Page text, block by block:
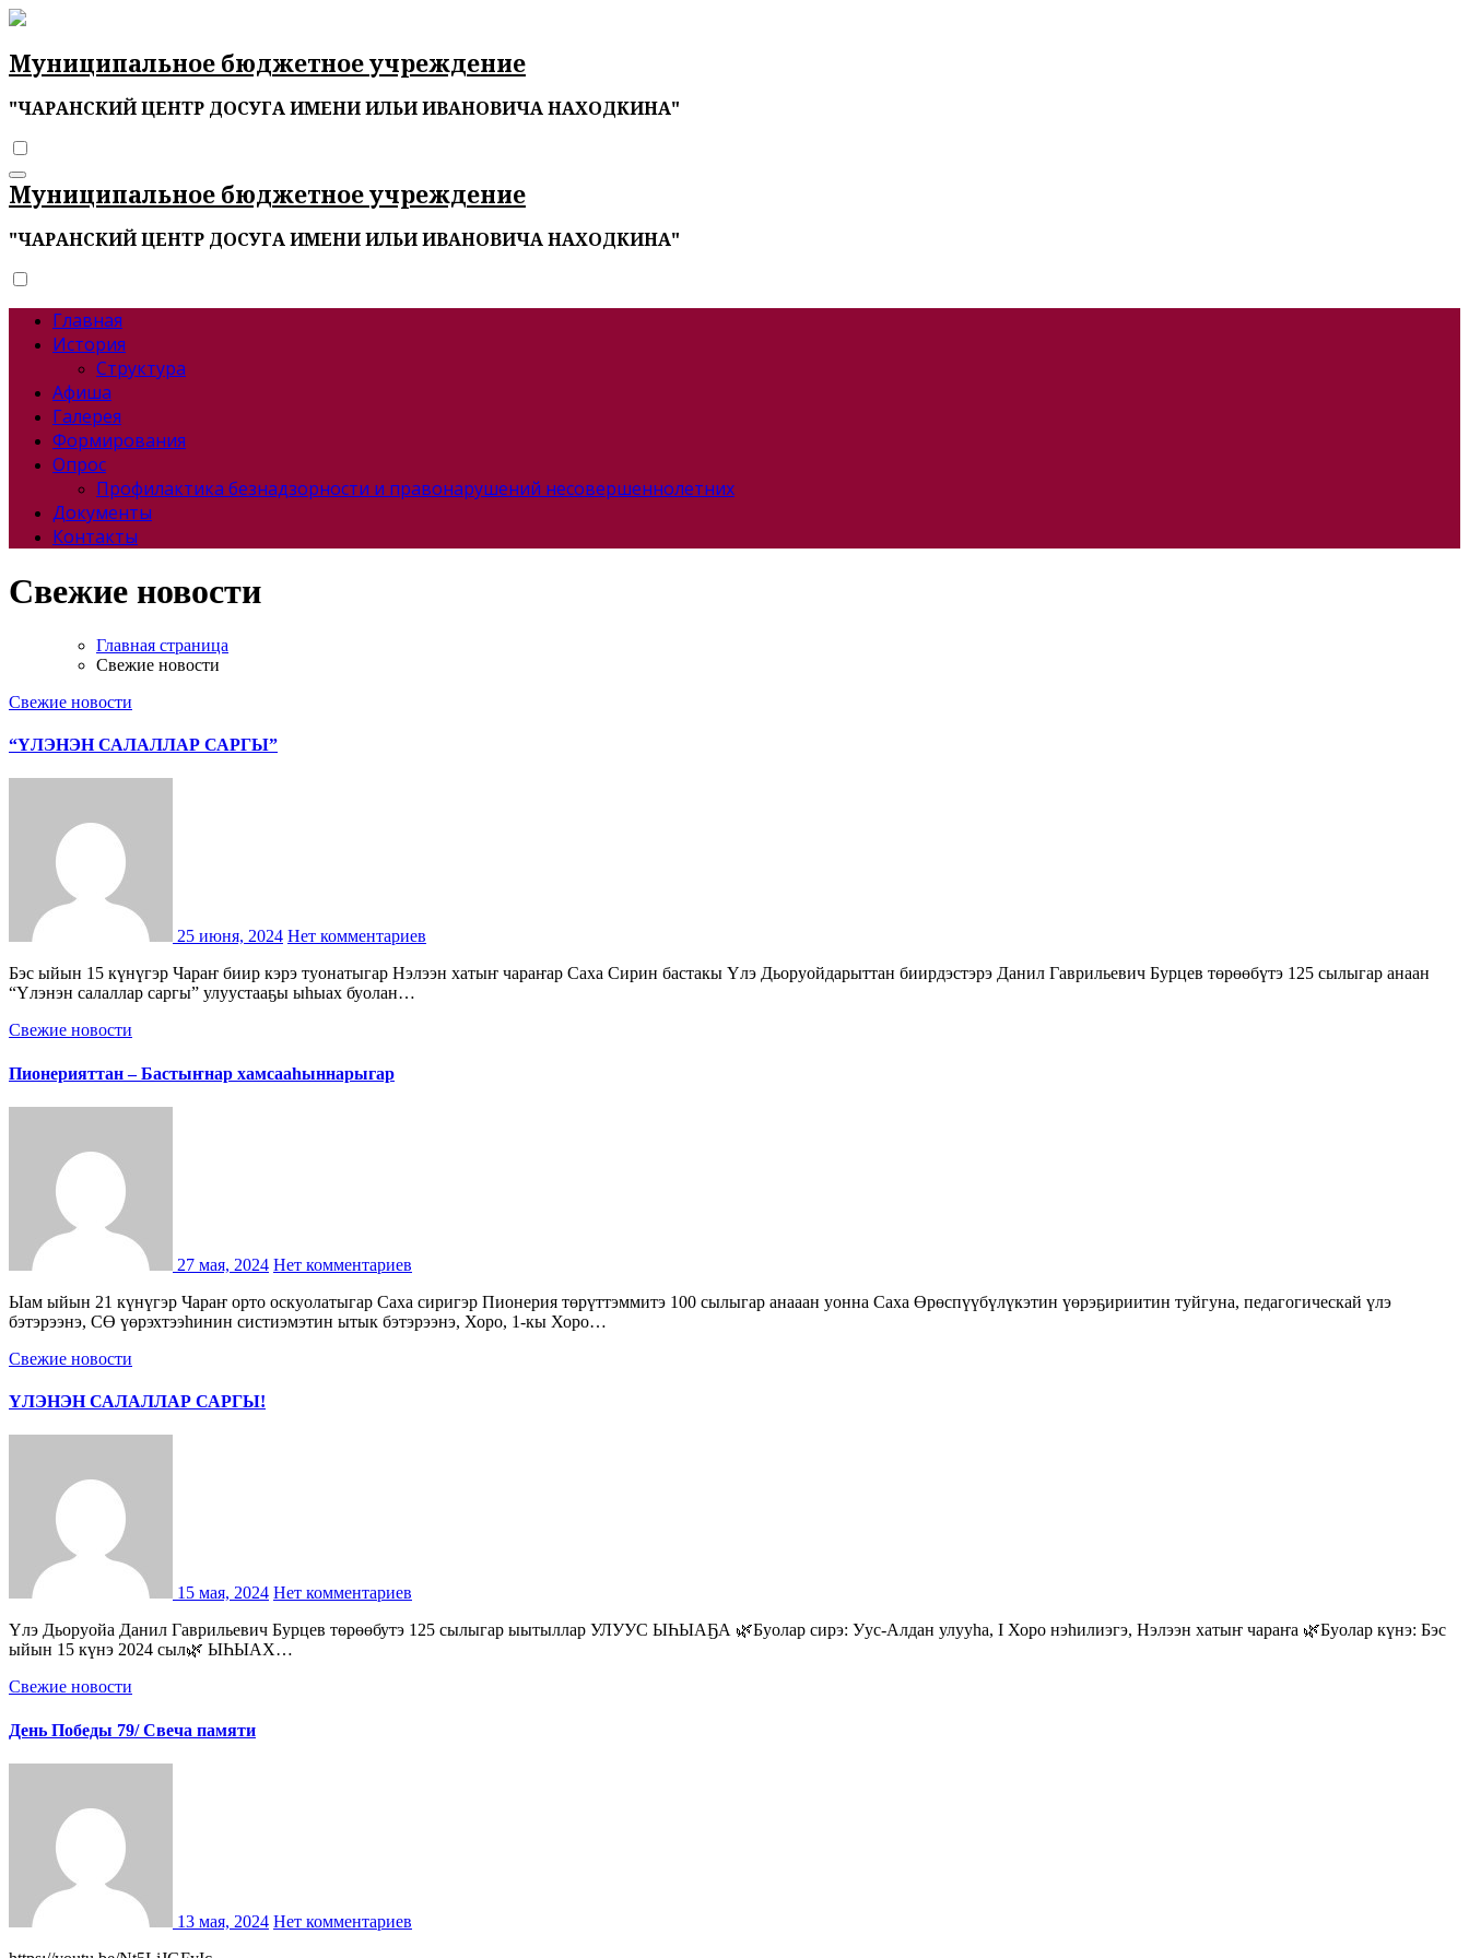
Перейти
содержимому
Муниципальное бюджетное учреждение
"ЧАРАНСКИЙ ЦЕНТР ДОСУГА ИМЕНИ ИЛЬИ ИВАНОВИЧА НАХОДКИНА"
Муниципальное бюджетное учреждение
"ЧАРАНСКИЙ ЦЕНТР ДОСУГА ИМЕНИ ИЛЬИ ИВАНОВИЧА НАХОДКИНА"
Главная
История
Структура
Афиша
Галерея
Формирования
Опрос
Профилактика безнадзорности и правонарушений несовершеннолетних
Документы
Контакты
Свежие новости
Главная страница
Свежие новости
Свежие новости
“ҮЛЭНЭН САЛАЛЛАР САРГЫ”
25 июня, 2024 Нет комментариев
Бэс ыйын 15 күнүгэр Чараҥ биир кэрэ туонатыгар Нэлээн хатыҥ чараҥар Саха Сирин бастакы Үлэ Дьоруойдарыттан биирдэстэрэ Данил Гаврильевич Бурцев төрөөбүтэ 125 сылыгар анаан
“Үлэнэн салаллар саргы” улуустааҕы ыһыах буолан…
Свежие новости
Пионерияттан – Бастыҥнар хамсааһыннарыгар
27 мая, 2024 Нет комментариев
Ыам ыйын 21 күнүгэр Чараҥ орто оскуолатыгар Саха сиригэр Пионерия төрүттэммитэ 100 сылыгар анааан уонна Саха Өрөспүүбүлүкэтин үөрэҕириитин туйгуна, педагогическай үлэ
бэтэрээнэ, СӨ үөрэхтээһинин систиэмэтин ытык бэтэрээнэ, Хоро, 1-кы Хоро…
Свежие новости
ҮЛЭНЭН САЛАЛЛАР САРГЫ!
15 мая, 2024 Нет комментариев
Үлэ Дьоруойа Данил Гаврильевич Бурцев төрөөбутэ 125 сылыгар ыытыллар УЛУУС ЫҺЫАҔА 🌿Буолар сирэ: Уус-Алдан улууһа, I Хоро нэһилиэгэ, Нэлээн хатыҥ чараҥа 🌿Буолар күнэ: Бэс
ыйын 15 күнэ 2024 сыл🌿 ЫҺЫАХ…
Свежие новости
День Победы 79/ Свеча памяти
13 мая, 2024 Нет комментариев